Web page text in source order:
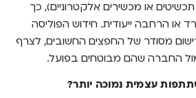
או מכשירים אלקטרוניים), כך
או הרחבה ייעודית. חידוש הפוליסה
מסודר של החפצים החשובים, לצרף
החברה שהם מבוטחים בפועל.
עצמית נמוכה יותר?